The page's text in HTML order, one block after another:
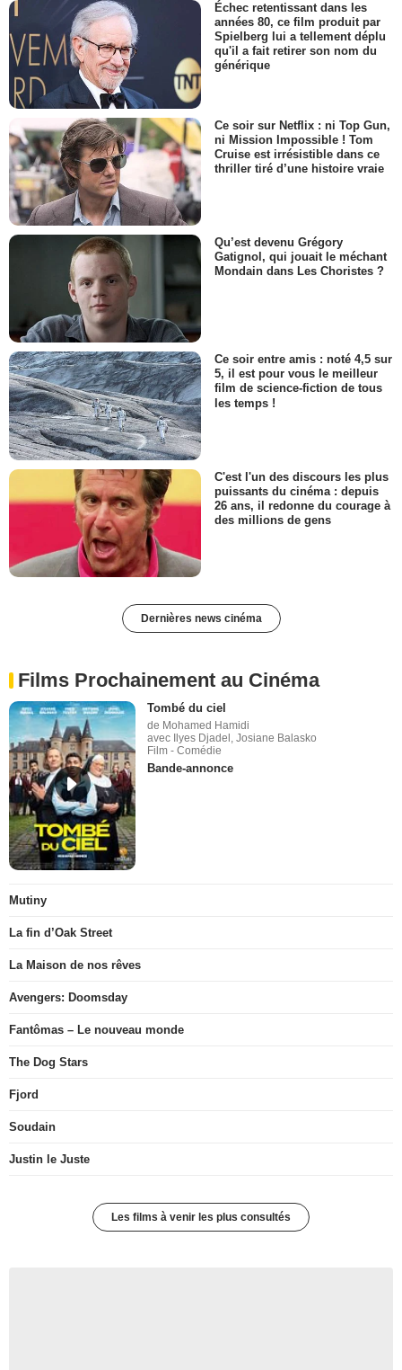
Échec retentissant dans les
années 80, ce film produit par
Spielberg lui a tellement déplu
qu'il a fait retirer son nom du
générique
Ce soir sur Netflix : ni Top Gun,
ni Mission Impossible ! Tom
Cruise est irrésistible dans ce
thriller tiré d’une histoire vraie
Qu’est devenu Grégory
Gatignol, qui jouait le méchant
Mondain dans Les Choristes ?
Ce soir entre amis : noté 4,5 sur
5, il est pour vous le meilleur
film de science-fiction de tous
les temps !
C'est l'un des discours les plus
puissants du cinéma : depuis
26 ans, il redonne du courage à
des millions de gens
Dernières news cinéma
Films Prochainement au Cinéma
Tombé du ciel
de Mohamed Hamidi
avec Ilyes Djadel, Josiane Balasko
Film - Comédie
Bande-annonce
Mutiny
La fin d’Oak Street
La Maison de nos rêves
Avengers: Doomsday
Fantômas – Le nouveau monde
The Dog Stars
Fjord
Soudain
Justin le Juste
Les films à venir les plus consultés